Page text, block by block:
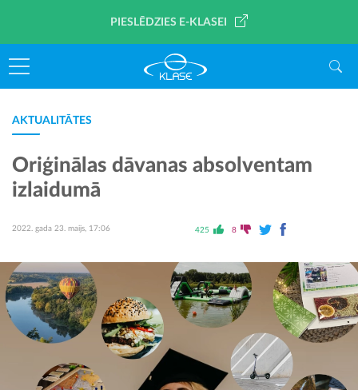
PIESLĒDZIES E-KLASEI
AKTUALITĀTES
Oriģinālas dāvanas absolventam
izlaidumā
2022. gada 23. maijs, 17:06 425 8